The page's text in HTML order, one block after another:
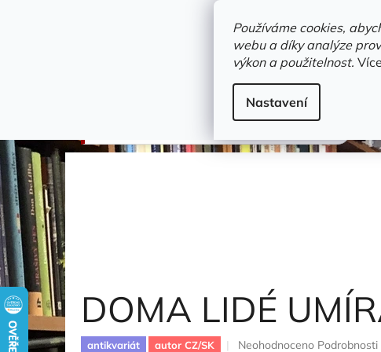
Používáme cookies,
webu a díky analýze
výkon a použitelnost.
Nastavení
Novinky Trvalky a
Loukotková Jarmila
DOMA LIDÉ
antikvariát autor CZ/SK
Průměrné
Neohodnoceno